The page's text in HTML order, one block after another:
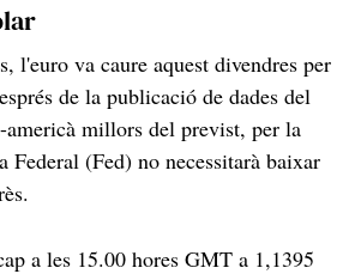
l'euro va caure aquest divendres per
de la publicació de dades del
millors del previst, per la
Federal (Fed) no necessitarà baixar
a les 15.00 hores GMT a 1,1395